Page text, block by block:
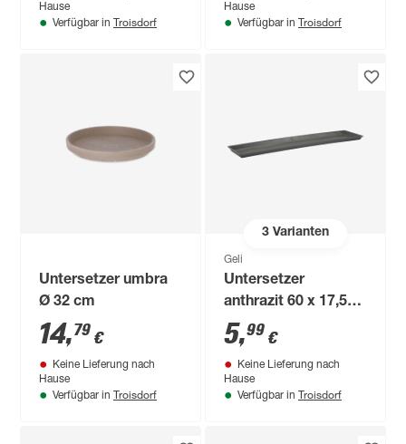
Hause
Verfügbar in Troisdorf
Hause
Verfügbar in Troisdorf
Untersetzer umbra
Ø 32 cm
14,79 €
Keine Lieferung nach
Hause
Verfügbar in Troisdorf
3Varianten
Geli
Untersetzer
anthrazit 60 x 17,5
cm
5,99 €
Keine Lieferung nach
Hause
Verfügbar in Troisdorf